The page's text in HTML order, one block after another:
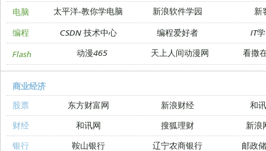
电脑 太平洋-教你学电脑 新浪软件学园 新
编程 CSDN 技术中心 编程爱好者 IT
Flash 动漫465 天上人间动漫网 看撒
商业经济
股票
东方财富网 新浪财经
和
财经
和讯网 搜狐理财
新浪
银行
鞍山银行 辽宁农商银行
邮政